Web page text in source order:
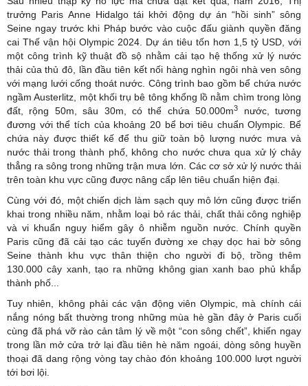
trưởng Paris Anne Hidalgo tái khởi động dự án “hồi sinh” sông
Seine ngay trước khi Phápbước vào cuộc đấu giành quyền đăng
cai Thế vận hội Olympic 2024. Dự án tiêu tốn hơn 1,5 tỷ USD, với
một công trình kỹ thuật đồ sộ nhằm cải tạo hệ thống xử lý nước
thải của thủ đô, lần đầu tiên kết nối hàng nghìn ngôi nhà ven sông
với mạng lưới cống thoát nước. Công trình bao gồm bể chứa nước
ngầm Austerlitz, một khối trụ bê tông khổng lồ nằm chìm trong lòng
đất, rộng 50m, sâu 30m, có thể chứa 50.000m3
nước, tương
đương với thể tích của khoảng 20 bể bơi tiêu chuẩn Olympic. Bể
chứa này được thiết kế để thu giữ toàn bộ lượng nước mưa và
nước thải trong thành phố, không cho nước chưa qua xử lý chảy
thẳng ra sông trong những trận mưa lớn. Các cơ sở xử lý nước thải
trên toàn khu vực cũng được nâng cấp lên tiêu chuẩn hiện đại.
Cùng với đó, một chiến dịch làm sạch quy mô lớn cũng được triển
khai trong nhiều năm, nhằm loại bỏ rác thải, chất thải công nghiệp
và vi khuẩn nguy hiểm gây ô nhiễm nguồn nước. Chính quyền
Paris cũng đã cải tạo các tuyến đường xe chạy dọc hai bờ sông
Seine thành khu vực thân thiện cho người đi bộ, trồng thêm
130.000 cây xanh, tạo ra những không gian xanh bao phủ khắp
thành phố...
Tuy nhiên, không phải các vận động viên Olympic, mà chính cái
nắng nóng bất thường trong những mùa hè gần đây ở Paris cuối
cùng đã phá vỡ rào cản tâm lý về một “con sông chết”, khiến ngay
trong lần mở cửa trở lại đầu tiên hè năm ngoái, dòng sông huyền
thoại đã dang rộng vòng tay chào đón khoảng 100.000 lượt người
tới bơi lội.